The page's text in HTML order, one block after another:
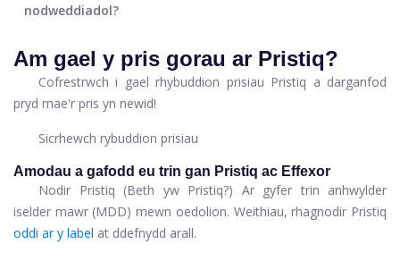
nodweddiadol?
Am gael y pris gorau ar Pristiq?
Cofrestrwch i gael rhybuddion prisiau Pristiq a darganfod
pryd mae'r pris yn newid!
Sicrhewch rybuddion prisiau
Amodau a gafodd eu trin gan Pristiq ac Effexor
Nodir Pristiq (Beth yw Pristiq?) Ar gyfer trin anhwylder
iselder mawr (MDD) mewn oedolion. Weithiau, rhagnodir Pristiq
oddi ar y label at ddefnydd arall.